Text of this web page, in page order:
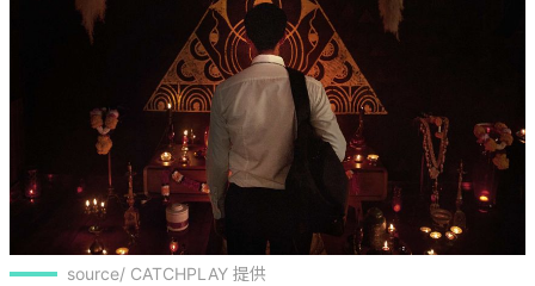
source/ CATCHPLAY 提供